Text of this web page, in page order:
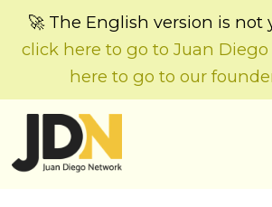
🚀 The English version is not
click here to go to Juan Diego
here to go to our